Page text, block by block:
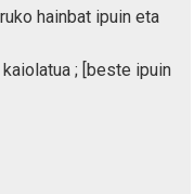
hainbat ipuin eta
; [beste ipuin